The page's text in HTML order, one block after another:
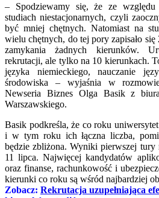
‒ Spodziewamy się, że ze
studiach niestacjonarnych, czyli
być mniej chętnych. Natomiast na
wielu chętnych, do tej pory zapisało
zamykania żadnych kierunków.
rekrutacji, ale tylko na 10 kierunkach.
języka niemieckiego, nauczanie
środowiska – wyjaśnia w
Newseria Biznes Olga Basik z
Warszawskiego.
Basik podkreśla, że co roku
i w tym roku ich łączna liczba,
będzie zbliżona. Wyniki pierwszej tury
11 lipca. Najwięcej kandydatów
oraz finanse, rachunkowość i
kierunki co roku są wśród najbardziej
Zobacz: Rekrutacja uzupełniająca